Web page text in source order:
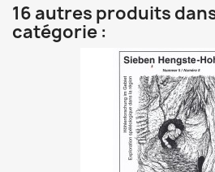
16 autres produits
catégorie :